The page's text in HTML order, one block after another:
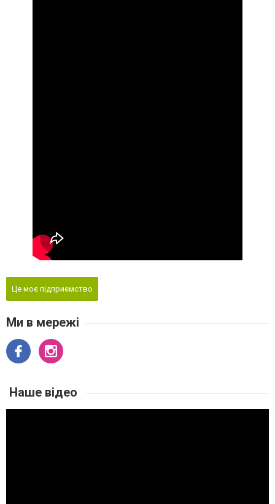
Це моє підприємство
Ми в мережі
Наше відео